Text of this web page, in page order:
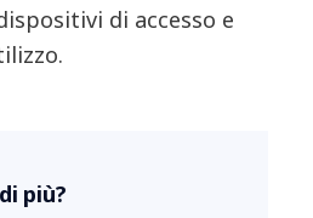
di accesso e
più?